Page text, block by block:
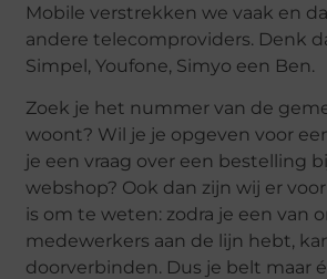
Mobile verstrekken we vaak en
andere telecomproviders. Denk
Simpel, Youfone, Simyo een Ben.
Zoek je het nummer van de
woont? Wil je je opgeven voor
je een vraag over een bestelling
webshop? Ook dan zijn wij er
is om te weten: zodra je een van
medewerkers aan de lijn hebt,
doorverbinden. Dus je belt maar